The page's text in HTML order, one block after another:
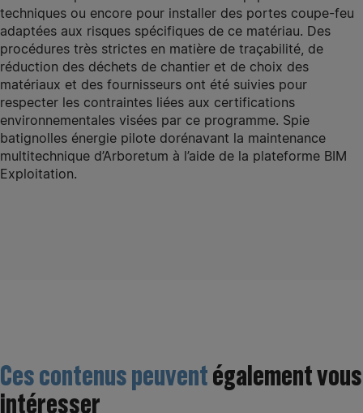
techniques ou encore pour installer des portes coupe-feu
adaptées aux risques spécifiques de ce matériau. Des
procédures très strictes en matière de traçabilité, de
réduction des déchets de chantier et de choix des
matériaux et des fournisseurs ont été suivies pour
respecter les contraintes liées aux certifications
environnementales visées par ce programme. Spie
batignolles énergie pilote dorénavant la maintenance
multitechnique d’Arboretum à l’aide de la plateforme BIM
Exploitation.
Ces contenus peuventégalement vous
intéresser